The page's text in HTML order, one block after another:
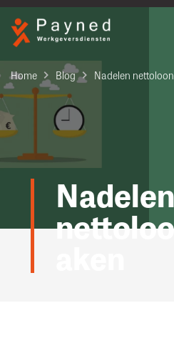
Home Blog Nadelen
Nadelen